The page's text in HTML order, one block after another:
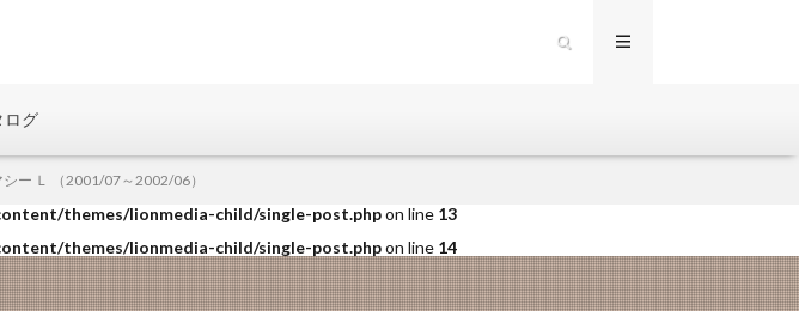
themes/lionmedia-child/single-post.php
themes/lionmedia-child/single-post.phpon line 13
themes/lionmedia-child/single-post.phpon line 14
ログ
ー Ｌ （2001/07～2002/06）